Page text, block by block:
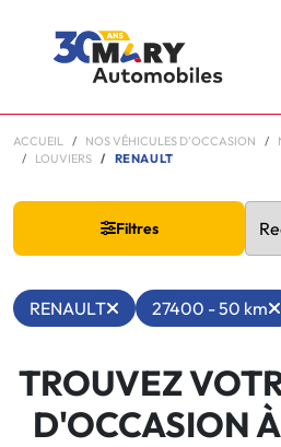
ACCUEIL NOS VÉHICULES D'OCCASION
LOUVIERS
RENAULT
Filtres
RENAULT 27400 - 50 km
TROUVEZ
D'OCCASION